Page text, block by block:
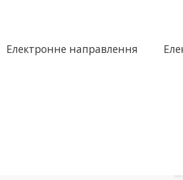
Електронне направлення